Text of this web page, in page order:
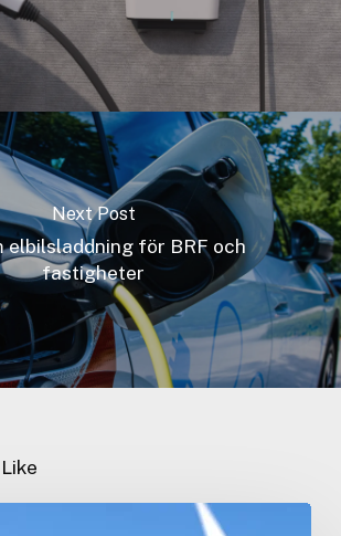
Next Post
elbilsladdning för BRF och
fastigheter